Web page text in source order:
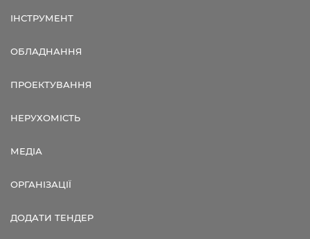
ІНСТРУМЕНТ
ОБЛАДНАННЯ
ПРОЕКТУВАННЯ
НЕРУХОМІСТЬ
МЕДІА
ОРГАНІЗАЦІЇ
ДОДАТИ ТЕНДЕР